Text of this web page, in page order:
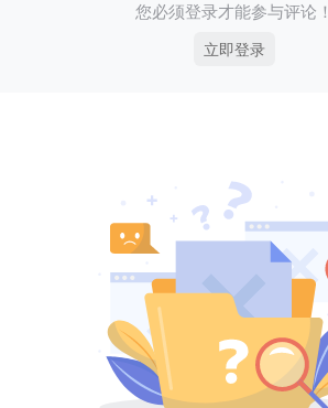
您必须登录才能参与评论！
立即登录